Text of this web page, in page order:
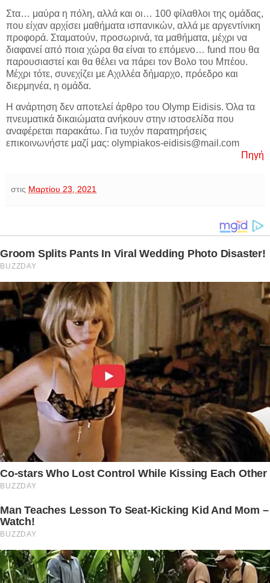
Στα… μαύρα η πόλη, αλλά και οι… 100 φίλαθλοι της ομάδας,
που είχαν αρχίσει μαθήματα ισπανικών, αλλά με αργεντίνικη
προφορά. Σταματούν, προσωρινά, τα μαθήματα, μέχρι να
διαφανεί από ποια χώρα θα είναι το επόμενο… fund που θα
παρουσιαστεί και θα θέλει να πάρει τον Βολο του Μπέου.
Μέχρι τότε, συνεχίζει με Αχιλλέα δήμαρχο, πρόεδρο και
διερμηνέα, η ομάδα.
Η ανάρτηση δεν αποτελεί άρθρο του Olymp Eidisis. Όλα τα
πνευματικά δικαιώματα ανήκουν στην ιστοσελίδα που
αναφέρεται παρακάτω. Για τυχόν παρατηρήσεις
επικοινωνήστε μαζί μας: olympiakos-eidisis@mail.com
Πηγή
στις Μαρτίου 23, 2021